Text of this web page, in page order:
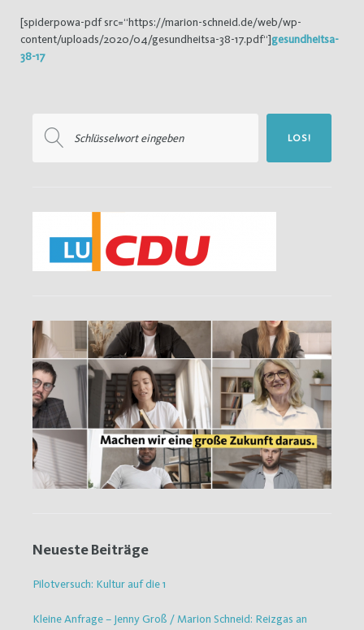
[spiderpowa-pdf src=“https://marion-schneid.de/web/wp-
content/uploads/2020/04/gesundheitsa-38-17.pdf“]gesundheitsa-
38-17
nach:
LOS!
Neueste Beiträge
Pilotversuch: Kultur auf die 1
Kleine Anfrage – Jenny Groß / Marion Schneid: Reizgas an